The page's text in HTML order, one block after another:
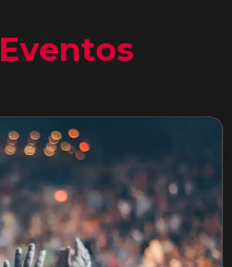
Eventos